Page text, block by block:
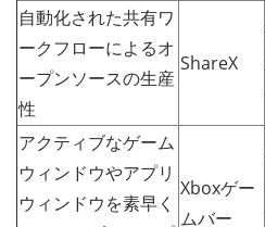
自動化された共有ワ
ークフローによるオ
ープンソースの生産
性
ShareX
アクティブなゲーム
ウィンドウやアプリ
ウィンドウを素早く
Xboxゲー
ムバー